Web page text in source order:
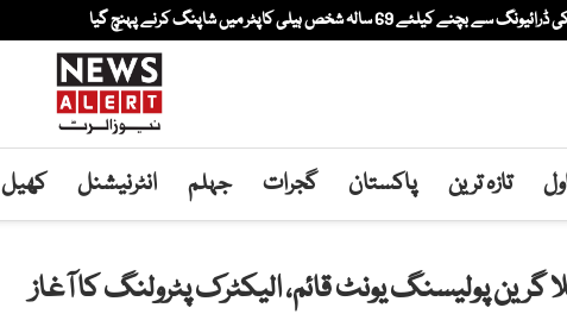
کیلئے 69 سالہ شخص ہیلی کاپٹر میں شاپنگ کرنے پہنچ گیا
تازہ ترین پاکستان گجرات جہلم انٹرنیشنل کھیل
گرین پولیسنگ یونٹ قائم، الیکٹرک پٹرولنگ کا آغاز